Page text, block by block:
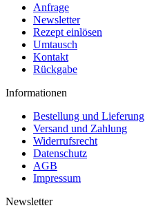
Anfrage
Newsletter
Rezept einlösen
Umtausch
Kontakt
Rückgabe
Informationen
Bestellung und Lieferung
Versand und Zahlung
Widerrufsrecht
Datenschutz
AGB
Impressum
Newsletter